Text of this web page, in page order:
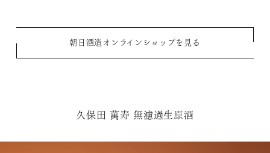
朝日酒造オンラインショップを見る
久保田 萬寿 無濾過生原酒